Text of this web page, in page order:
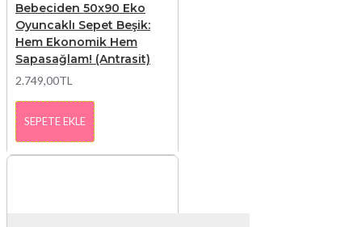
Bebeciden 50x90 Eko
Oyuncaklı Sepet Beşik:
Hem Ekonomik Hem
Sapasağlam! (Antrasit)
2.749,00TL
SEPETE EKLE